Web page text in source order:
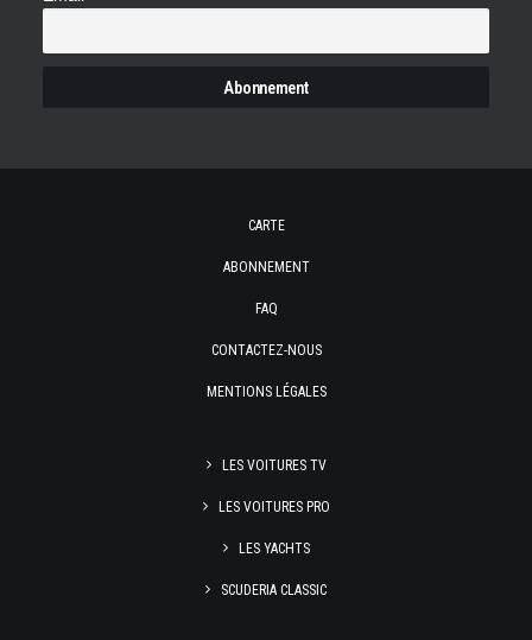
CARTE
ABONNEMENT
FAQ
CONTACTEZ-NOUS
MENTIONS LÉGALES
LES VOITURES TV
LES VOITURES PRO
LES YACHTS
SCUDERIA CLASSIC